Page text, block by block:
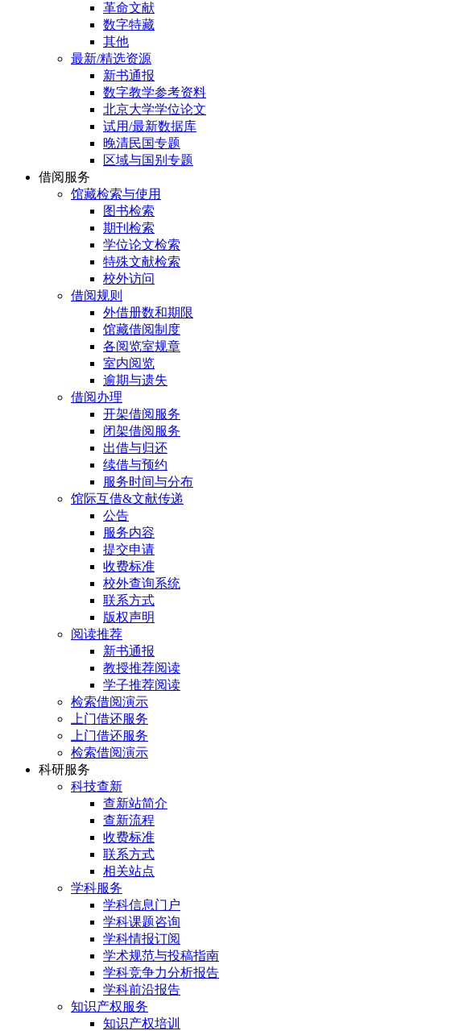
革命文献
数字特藏
其他
最新/精选资源
新书通报
数字教学参考资料
北京大学学位论文
试用/最新数据库
晚清民国专题
区域与国别专题
借阅服务
馆藏检索与使用
图书检索
期刊检索
学位论文检索
特殊文献检索
校外访问
借阅规则
外借册数和期限
馆藏借阅制度
各阅览室规章
室内阅览
逾期与遗失
借阅办理
开架借阅服务
闭架借阅服务
出借与归还
续借与预约
服务时间与分布
馆际互借&文献传递
公告
服务内容
提交申请
收费标准
校外查询系统
联系方式
版权声明
阅读推荐
新书通报
教授推荐阅读
学子推荐阅读
检索借阅演示
上门借还服务
上门借还服务
检索借阅演示
科研服务
科技查新
查新站简介
查新流程
收费标准
联系方式
相关站点
学科服务
学科信息门户
学科课题咨询
学科情报订阅
学术规范与投稿指南
学科竞争力分析报告
学科前沿报告
知识产权服务
知识产权培训